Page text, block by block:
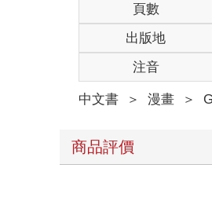
頁數
出版地
注音
中文書 ＞ 漫畫 ＞
商品評價